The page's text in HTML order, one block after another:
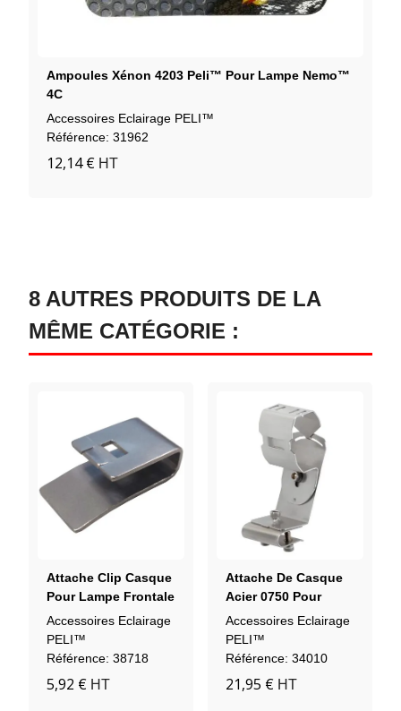
Ampoules Xénon 4203 Peli™ Pour Lampe Nemo™
4C
Accessoires Eclairage PELI™
Référence: 31962
12,14 € HT
8 AUTRES PRODUITS DE LA
MÊME CATÉGORIE :
Attache Clip Casque
Pour Lampe Frontale
Peli™ 2690Z0
Accessoires Eclairage
PELI™
Référence: 38718
5,92 € HT
Attache De Casque
Acier 0750 Pour
Torche Peli™
Accessoires Eclairage
PELI™
Référence: 34010
21,95 € HT